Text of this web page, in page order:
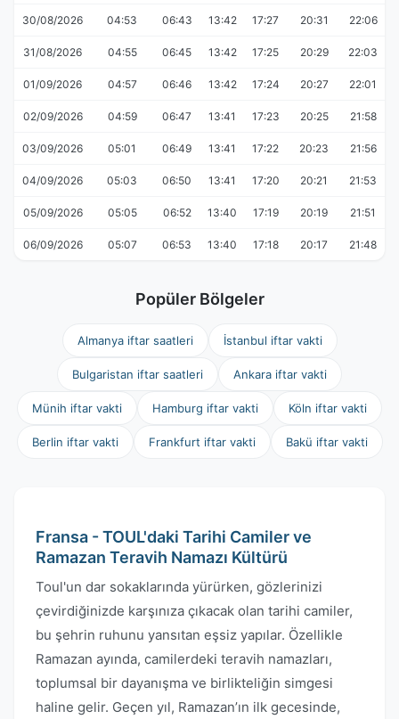
30/08/2026 04:53 06:43 13:42 17:27 20:31 22:06
31/08/2026 04:55 06:45 13:42 17:25 20:29 22:03
01/09/2026 04:57 06:46 13:42 17:24 20:27 22:01
02/09/2026 04:59 06:47 13:41 17:23 20:25 21:58
03/09/2026 05:01 06:49 13:41 17:22 20:23 21:56
04/09/2026 05:03 06:50 13:41 17:20 20:21 21:53
05/09/2026 05:05 06:52 13:40 17:19 20:19 21:51
06/09/2026 05:07 06:53 13:40 17:18 20:17 21:48
Popüler Bölgeler
Almanya iftar saatleri İstanbul iftar vakti
Bulgaristan iftar saatleri Ankara iftar vakti
Münih iftar vakti Hamburg iftar vakti Köln iftar vakti
Berlin iftar vakti Frankfurt iftar vakti Bakü iftar vakti
Fransa - TOUL'daki Tarihi Camiler ve
Ramazan Teravih Namazı Kültürü
Toul'un dar sokaklarında yürürken, gözlerinizi
çevirdiğinizde karşınıza çıkacak olan tarihi camiler,
bu şehrin ruhunu yansıtan eşsiz yapılar. Özellikle
Ramazan ayında, camilerdeki teravih namazları,
toplumsal bir dayanışma ve birlikteliğin simgesi
haline gelir. Geçen yıl, Ramazan’ın ilk gecesinde,